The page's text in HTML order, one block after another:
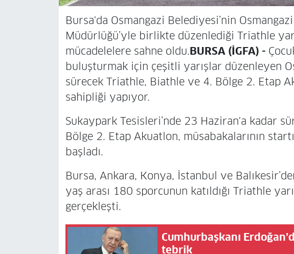
Bursa'da Osmangazi Belediyesi’nin
Müdürlüğü’yle birlikte düzenlediği Triathle
mücadelelere sahne oldu.BURSA (İGFA) -
buluşturmak için çeşitli yarışlar düzenleyen
sürecek Triathle, Biathle ve 4. Bölge 2. Etap
sahipliği yapıyor.
Sukaypark Tesisleri’nde 23 Haziran'a kadar
Bölge 2. Etap Akuatlon, müsabakalarının
başladı.
Bursa, Ankara, Konya, İstanbul ve
yaş arası 180 sporcunun katıldığı Triathle
gerçekleşti.
Cumhurbaşkanı
tebrik